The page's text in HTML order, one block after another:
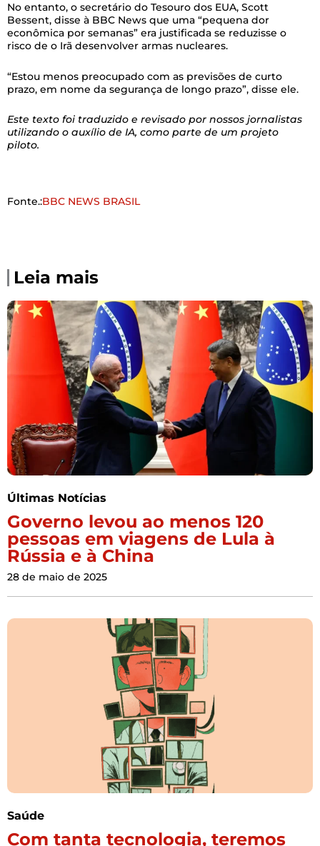
No entanto, o secretário do Tesouro dos EUA, Scott
Bessent, disse à BBC News que uma “pequena dor
econômica por semanas” era justificada se reduzisse o
risco de o Irã desenvolver armas nucleares.
“Estou menos preocupado com as previsões de curto
prazo, em nome da segurança de longo prazo”, disse ele.
Este texto foi traduzido e revisado por nossos jornalistas
utilizando o auxílio de IA, como parte de um projeto
piloto.
Fonte.:BBC NEWS BRASIL
Leia mais
Últimas Notícias
Governo levou ao menos 120
pessoas em viagens de Lula à
Rússia e à China
28 de maio de 2025
Saúde
Com tanta tecnologia, teremos